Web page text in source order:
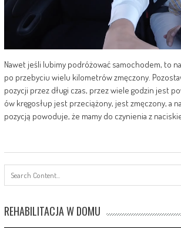
Nawet jeśli lubimy podróżować samochodem, to
po przebyciu wielu kilometrów zmęczony.
pozycji przez długi czas, przez wiele godzin jest
ów kręgosłup jest przeciążony, jest zmęczony, a
pozycją powoduje, że mamy do czynienia z
REHABILITACJA W DOMU